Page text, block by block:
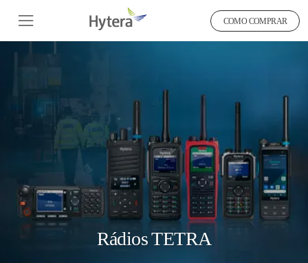
COMO COMPRAR
Rádios TETRA